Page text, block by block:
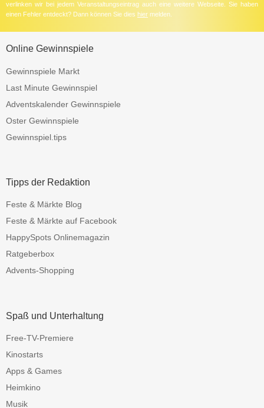
verlinken wir bei jedem Veranstaltungseintrag auch eine weitere Webseite. Sie haben
einen Fehler entdeckt? Dann können Sie dies hier melden.
Online Gewinnspiele
Gewinnspiele Markt
Last Minute Gewinnspiel
Adventskalender Gewinnspiele
Oster Gewinnspiele
Gewinnspiel.tips
Tipps der Redaktion
Feste & Märkte Blog
Feste & Märkte auf Facebook
HappySpots Onlinemagazin
Ratgeberbox
Advents-Shopping
Spaß und Unterhaltung
Free-TV-Premiere
Kinostarts
Apps & Games
Heimkino
Musik